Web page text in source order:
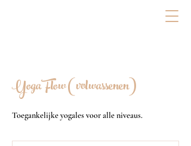
Yoga Flow (volwassenen)
Toegankelijke yogales voor alle niveaus.